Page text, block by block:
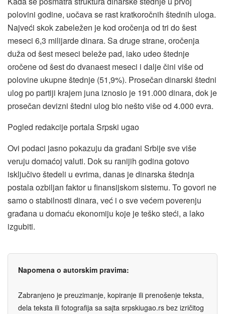
polovini godine, uočava se rast kratkoročnih štednih uloga.
Najveći skok zabeležen je kod oročenja od tri do šest
meseci 6,3 milijarde dinara. Sa druge strane, oročenja
duža od šest meseci beleže pad, iako udeo štednje
oročene od šest do dvanaest meseci i dalje čini više od
polovine ukupne štednje (51,9%). Prosečan dinarski štedni
ulog po partiji krajem juna iznosio je 191.000 dinara, dok je
prosečan devizni štedni ulog bio nešto više od 4.000 evra.
Pogled redakcije portala Srpski ugao
Ovi podaci jasno pokazuju da građani Srbije sve više
veruju domaćoj valuti. Dok su ranijih godina gotovo
isključivo štedeli u evrima, danas je dinarska štednja
postala ozbiljan faktor u finansijskom sistemu. To govori ne
samo o stabilnosti dinara, već i o sve većem poverenju
građana u domaću ekonomiju koje je teško steći, a lako
izgubiti.
Napomena o autorskim pravima:
Zabranjeno je preuzimanje, kopiranje ili prenošenje teksta,
dela teksta ili fotografija sa sajta srpskiugao.rs bez izričitog